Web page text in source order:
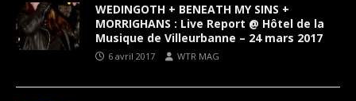
WEDINGOTH + BENEATH MY SINS +
MORRIGHANS : Live Report @ Hôtel de la
Musique de Villeurbanne – 24 mars 2017
6 avril 2017 WTR MAG